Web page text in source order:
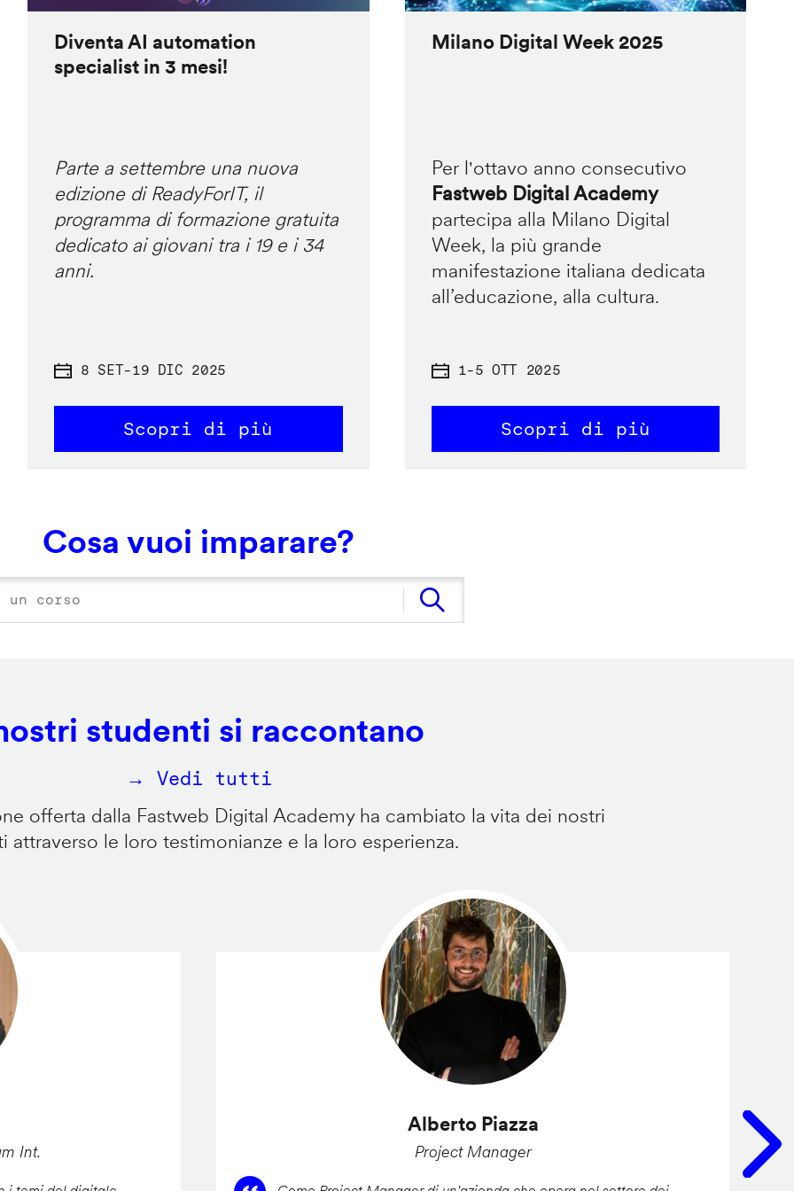
Diventa AI automation
specialist in 3 mesi!
Parte a settembre una nuova
edizione di ReadyForIT, il
programma di formazione gratuita
dedicato ai giovani tra i 19 e i 34
anni.
8 SET-19 DIC 2025
Scopri di più
Milano Digital Week 2025
Per l'ottavo anno consecutivo
Fastweb Digital Academy
partecipa alla Milano Digital
Week, la più grande
manifestazione italiana dedicata
all’educazione, alla cultura.
1-5 OTT 2025
Scopri di più
Cosa vuoi imparare?
studenti si raccontano
→ Vedi tutti
offerta dalla Fastweb Digital Academy ha cambiato la vita dei nostri
attraverso le loro testimonianze e la loro esperienza.
Int.
Alberto Piazza
Project Manager